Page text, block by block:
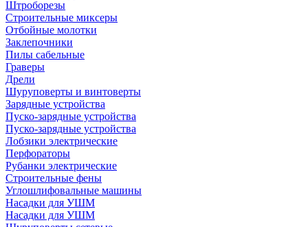
Штроборезы
Строительные миксеры
Отбойные молотки
Заклепочники
Пилы сабельные
Граверы
Дрели
Шуруповерты и винтоверты
Зарядные устройства
Пуско-зарядные устройства
Пуско-зарядные устройства
Лобзики электрические
Перфораторы
Рубанки электрические
Строительные фены
Углошлифовальные машины
Насадки для УШМ
Насадки для УШМ